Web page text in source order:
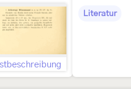
Literatur